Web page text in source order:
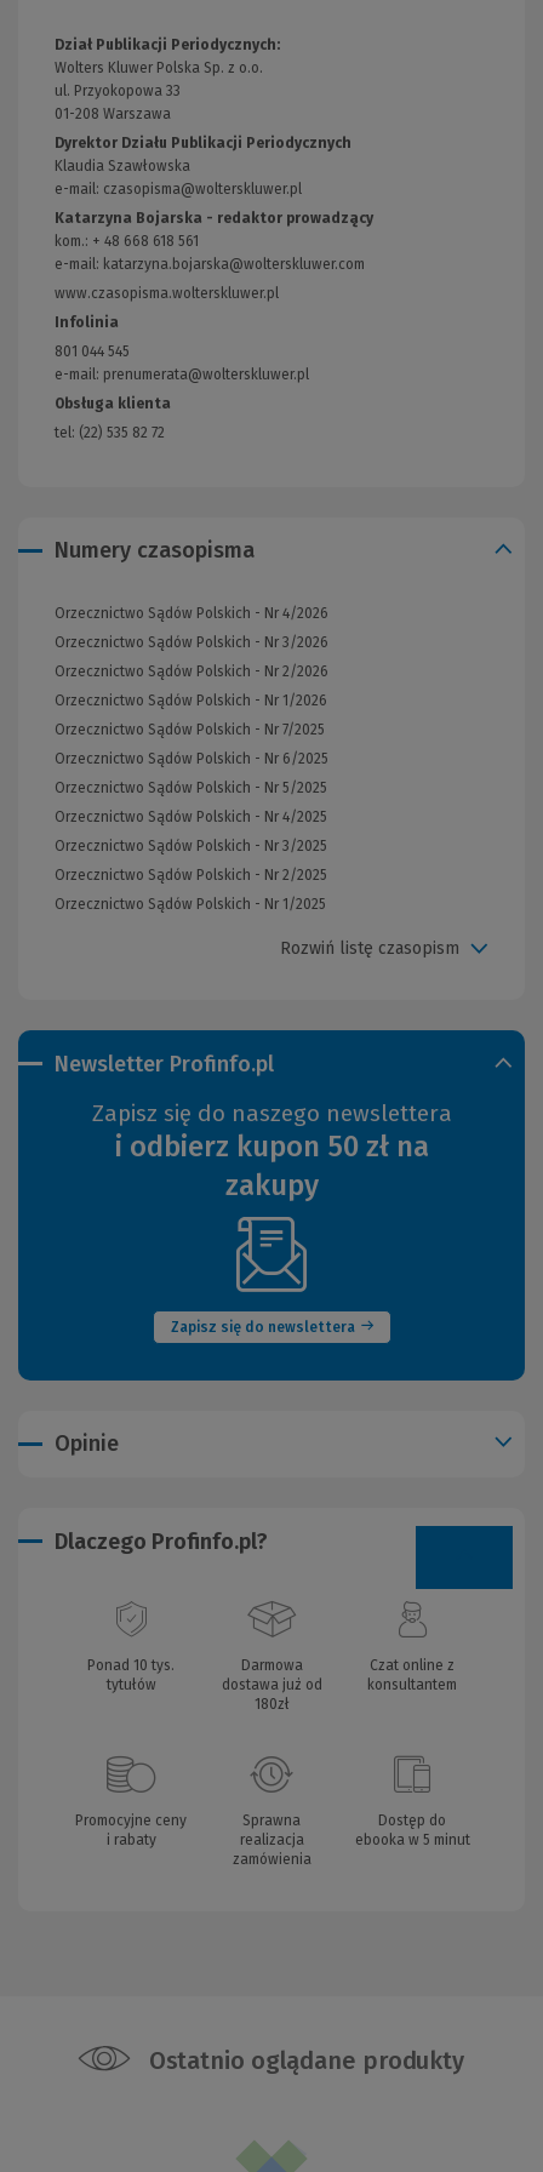
Newsletter Profinfo.pl
Zapisz się do naszego newslettera
i odbierz kupon 50 zł na
zakupy
Zapisz się do newslettera
(Nowe
okno)
Dział Publikacji Periodycznych:
Wolters Kluwer Polska Sp. z o.o.
ul. Przyokopowa 33
01-208 Warszawa
Dyrektor Działu Publikacji Periodycznych
Klaudia Szawłowska
e-mail: czasopisma@wolterskluwer.pl
Katarzyna Bojarska - redaktor prowadzący
kom.: + 48 668 618 561
e-mail: katarzyna.bojarska@wolterskluwer.com
www.czasopisma.wolterskluwer.pl
Infolinia
801 044 545
e-mail: prenumerata@wolterskluwer.pl
Obsługa klienta
tel: (22) 535 82 72
Numery czasopisma
Orzecznictwo Sądów Polskich - Nr 4/2026
Orzecznictwo Sądów Polskich - Nr 3/2026
Orzecznictwo Sądów Polskich - Nr 2/2026
Orzecznictwo Sądów Polskich - Nr 1/2026
Orzecznictwo Sądów Polskich - Nr 7/2025
Orzecznictwo Sądów Polskich - Nr 6/2025
Orzecznictwo Sądów Polskich - Nr 5/2025
Orzecznictwo Sądów Polskich - Nr 4/2025
Orzecznictwo Sądów Polskich - Nr 3/2025
Orzecznictwo Sądów Polskich - Nr 2/2025
Orzecznictwo Sądów Polskich - Nr 1/2025
Rozwiń listę czasopism
Opinie
Dlaczego Profinfo.pl?
Ponad 10 tys.
tytułów
Darmowa
dostawa już od
180zł
Czat online z
konsultantem
Promocyjne ceny
i rabaty
Sprawna
realizacja
zamówienia
Dostęp do
ebooka w 5 minut
Ostatnio oglądane produkty